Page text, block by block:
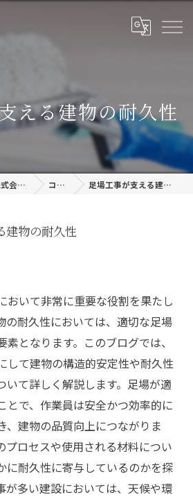
える建物の耐久性
茨城の足場工事なら株式会社渡邊建設 コラム 足場工事が支える建物の耐久性
建物の耐久性
おいて非常に重要な役割を果たし
の耐久性においては、適切な足場
となります。このブログでは、
して建物の構造的安定性や耐久性
いて詳しく解説します。足場が適
とで、作業員は安全かつ効率的に
、建物の品質向上につながりま
プロセスや使用される材料につい
に耐久性に寄与しているのかを探
が多い建設においては、天候や環